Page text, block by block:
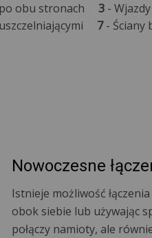
po obu stronach 3 -
7- Ściany
Nowoczesne
Istnieje możliwość
obok siebie lub używając
połączy namioty, ale